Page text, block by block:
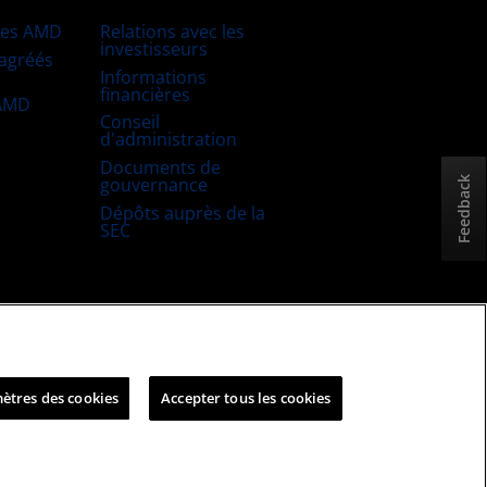
AMD
Relations avec les
investisseurs
Informations
financières
Conseil
d'administration
Documents de
gouvernance
Dépôts auprès de la
SEC Feedback
des cookies Accepter tous les cookies